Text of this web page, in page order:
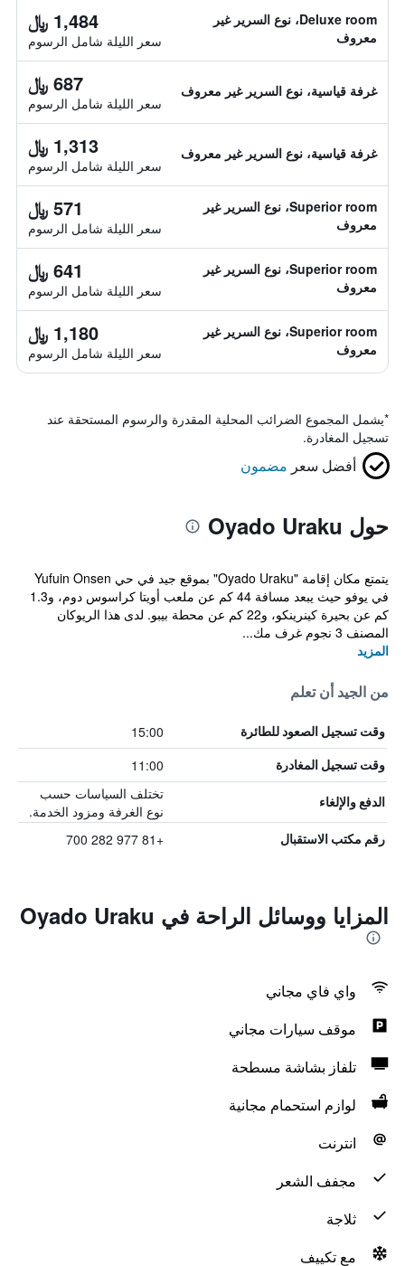
Deluxe room، نوع السرير غير
معروف
1,484 ﷼
سعر الليلة شامل الرسوم
غرفة قياسية، نوع السرير غير معروف 687 ﷼
سعر الليلة شامل الرسوم
غرفة قياسية، نوع السرير غير معروف 1,313 ﷼
سعر الليلة شامل الرسوم
Superior room، نوع السرير غير
معروف
571 ﷼
سعر الليلة شامل الرسوم
Superior room، نوع السرير غير
معروف
641 ﷼
سعر الليلة شامل الرسوم
Superior room، نوع السرير غير
معروف
1,180 ﷼
سعر الليلة شامل الرسوم
*يشمل المجموع الضرائب المحلية المقدرة والرسوم المستحقة عند
تسجيل المغادرة.
أفضل سعر مضمون
حول Oyado Uraku
يتمتع مكان إقامة "Oyado Uraku" بموقع جيد في حي Yufuin Onsen
في يوفو حيث يبعد مسافة 44 كم عن ملعب أويتا كراسوس دوم، و1.3
كم عن بحيرة كينرينكو، و22 كم عن محطة بيبو. لدى هذا الريوكان
المصنف 3 نجوم غرف مك...
المزيد
من الجيد أن تعلم
وقت تسجيل الصعود للطائرة 15:00
وقت تسجيل المغادرة 11:00
الدفع والإلغاء
تختلف السياسات حسب
نوع الغرفة ومزود الخدمة.
رقم مكتب الاستقبال +81 977 282 700
المزايا ووسائل الراحة في Oyado Uraku
واي فاي مجاني
موقف سيارات مجاني
تلفاز بشاشة مسطحة
لوازم استحمام مجانية
انترنت
مجفف الشعر
ثلاجة
مع تكييف